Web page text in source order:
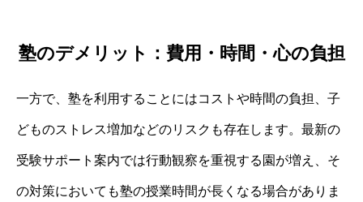
塾のデメリット：費用・時間・心の負担
一方で、塾を利用することにはコストや時間の負担、子
どものストレス増加などのリスクも存在します。最新の
受験サポート案内では行動観察を重視する園が増え、そ
の対策においても塾の授業時間が長くなる場合がありま